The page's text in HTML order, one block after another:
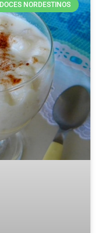
DOCES NORDESTINOS